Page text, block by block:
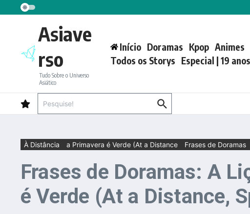
Ir para o conteúdo
Asiave
rso
Tudo Sobre o Universo
Asiático
Início Doramas Kpop Animes
Todos os Storys Especial | 19
À Distância a Primavera é Verde (At a Distance Frases de Doramas
Frases de Doramas: A
é Verde (At a Distance,